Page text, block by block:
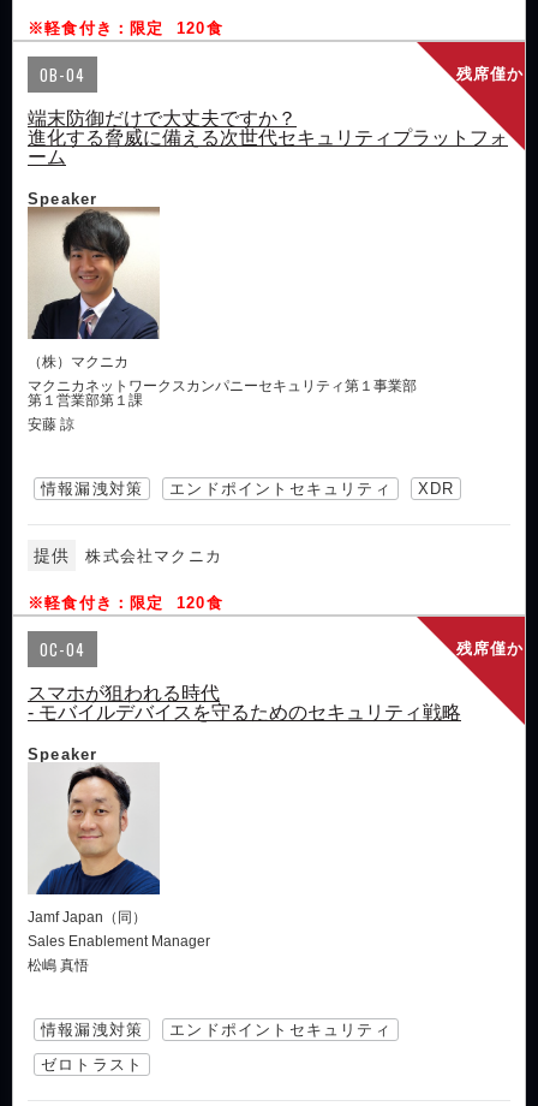
※軽食付き：限定 120食
残席僅か
OB-04
端末防御だけで大丈夫ですか？
進化する脅威に備える次世代セキュリティプラットフォ
ーム
Speaker
（株）マクニカ
マクニカネットワークスカンパニーセキュリティ第１事業部
第１営業部第１課
安藤 諒
情報漏洩対策 エンドポイントセキュリティ XDR
提供 株式会社マクニカ
※軽食付き：限定 120食
残席僅か
OC-04
スマホが狙われる時代
- モバイルデバイスを守るためのセキュリティ戦略
Speaker
Jamf Japan（同）
Sales Enablement Manager
松嶋 真悟
情報漏洩対策
エンドポイントセキュリティ
ゼロトラスト